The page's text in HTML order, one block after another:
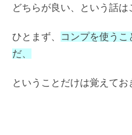
どちらが良い、という話は
ひとまず、
コンプを使う
だ、
ということだけは覚えてお